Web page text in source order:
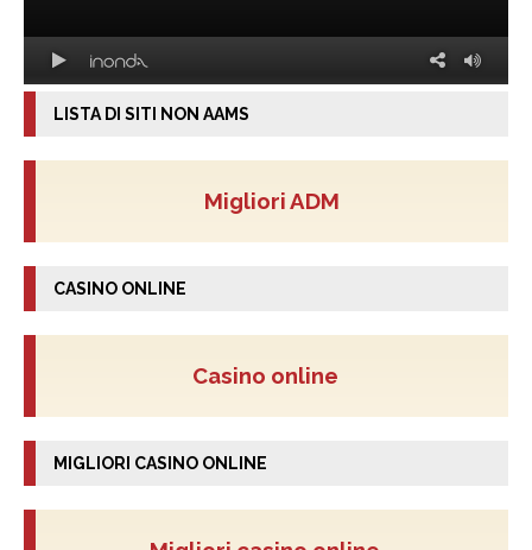
LISTA DI SITI NON AAMS
Migliori ADM
CASINO ONLINE
Casino online
MIGLIORI CASINO ONLINE